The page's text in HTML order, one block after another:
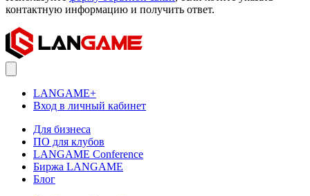
контактную информацию и получить ответ.
LANGAME+
Вход в личный кабинет
Для бизнеса
ПО для клубов
LANGAME Conference
Биржа LANGAME
Блог